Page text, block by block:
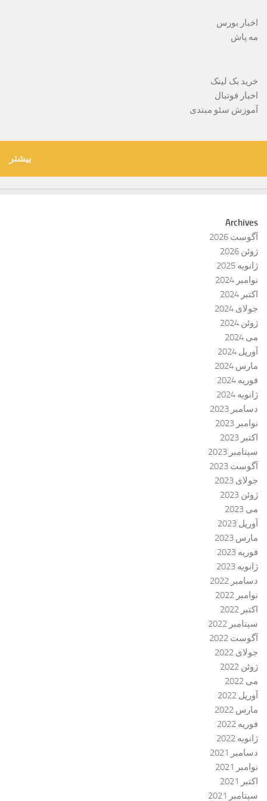
اخبار بورس
مه پاش
خرید بک لینک
اخبار فوتبال
آموزش سئو مبتدی
بیشتر
Archives
آگوست 2026
ژوئن 2026
ژانویه 2025
نوامبر 2024
اکتبر 2024
جولای 2024
ژوئن 2024
می 2024
آوریل 2024
مارس 2024
فوریه 2024
ژانویه 2024
دسامبر 2023
نوامبر 2023
اکتبر 2023
سپتامبر 2023
آگوست 2023
جولای 2023
ژوئن 2023
می 2023
آوریل 2023
مارس 2023
فوریه 2023
ژانویه 2023
دسامبر 2022
نوامبر 2022
اکتبر 2022
سپتامبر 2022
آگوست 2022
جولای 2022
ژوئن 2022
می 2022
آوریل 2022
مارس 2022
فوریه 2022
ژانویه 2022
دسامبر 2021
نوامبر 2021
اکتبر 2021
سپتامبر 2021